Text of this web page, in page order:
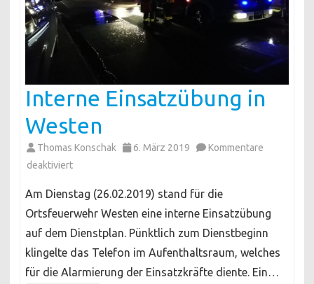
Interne Einsatzübung in
Westen
Thomas Konschak 6. März 2019
Kommentare
deaktiviertfür
Einsatzübung
in
Westen
Am Dienstag (26.02.2019) stand für die
Ortsfeuerwehr Westen eine interne Einsatzübung
auf dem Dienstplan. Pünktlich zum Dienstbeginn
klingelte das Telefon im Aufenthaltsraum, welches
für die Alarmierung der Einsatzkräfte diente. Ein…